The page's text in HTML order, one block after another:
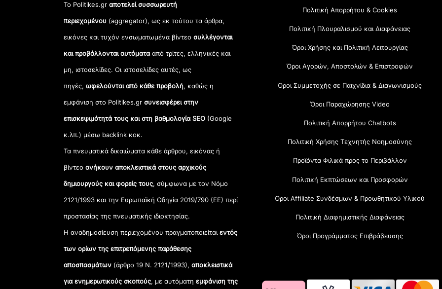
Το Politikes.grαποτελεί συσσωρευτή
περιεχομένου (aggregator), ως εκ τούτου τα άρθρα,
εικόνες και τυχόν ενσωματωμένα βίντεοσυλλέγονται
και προβάλλονται αυτόματααπό τρίτες, ελληνικές και
μη, ιστοσελίδες. Οι ιστοσελίδες αυτές, ως
πηγές,ωφελούνται από κάθε προβολή, καθώς η
εμφάνιση στο Politikes.gr συνεισφέρει στην
επισκεψιμότητά τους και στη βαθμολογία SEO (Google
κ.λπ.) μέσω backlink κοκ.
Τα πνευματικά δικαιώματα κάθε άρθρου, εικόνας ή
βίντεοανήκουν αποκλειστικά στους αρχικούς
δημιουργούς και φορείς τους, σύμφωνα με τον Νόμο
2121/1993 και την Ευρωπαϊκή Οδηγία 2019/790 (ΕΕ) περί
προστασίας της πνευματικής ιδιοκτησίας.
Η αναδημοσίευση περιεχομένου πραγματοποιείταιεντός
των ορίων της επιτρεπόμενης παράθεσης
αποσπασμάτων (άρθρο 19 Ν. 2121/1993), αποκλειστικά
για ενημερωτικούς σκοπούς, με αυτόματηεμφάνιση της
Πολιτική Απορρήτου & Cookies
Πολιτική Πλουραλισμού και Διαφάνειας
Όροι Χρήσης και Πολιτική Λειτουργίας
Όροι Αγορών, Αποστολών & Επιστροφών
Όροι Συμμετοχής σε Παιχνίδια & Διαγωνισμούς
Όροι Παραχώρησης Video
Πολιτική Απορρήτου Chatbots
Πολιτική Χρήσης Τεχνητής Νοημοσύνης
Προϊόντα Φιλικά προς το Περιβάλλον
Πολιτική Εκπτώσεων και Προσφορών
Όροι Affiliate Συνδέσμων & Προωθητικού Υλικού
Πολιτική Διαφημιστικής Διαφάνειας
Όροι Προγράμματος Επιβράβευσης